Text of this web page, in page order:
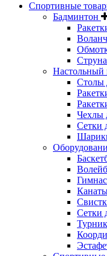
Спортивные
Бадминтон
Настольный
Столы
Чехлы
Сетки
Сетки